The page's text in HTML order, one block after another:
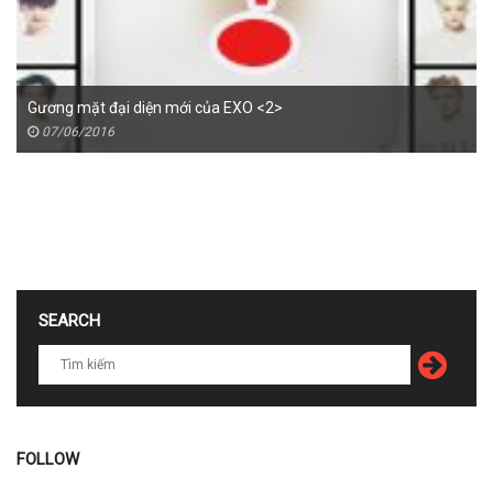
Gương mặt đại diện mới của EXO <2>
07/06/2016
SEARCH
FOLLOW